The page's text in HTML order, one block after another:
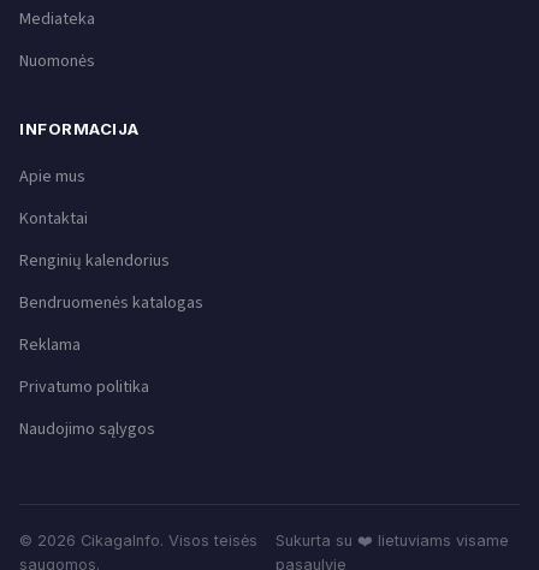
Mediateka
Nuomonės
INFORMACIJA
Apie mus
Kontaktai
Renginių kalendorius
Bendruomenės katalogas
Reklama
Privatumo politika
Naudojimo sąlygos
© 2026 CikagaInfo. Visos teisės
saugomos.
Sukurta su ❤️ lietuviams visame
pasaulyje